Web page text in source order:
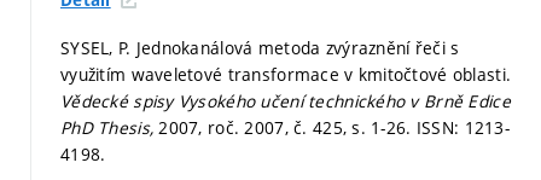
SYSEL, P. Jednokanálová metoda zvýraznění řeči s
využitím waveletové transformace v kmitočtové oblasti.
Vědecké spisy Vysokého učení technického v Brně Edice
PhD Thesis, 2007, roč. 2007, č. 425,s. 1-26. ISSN: 1213-
4198.